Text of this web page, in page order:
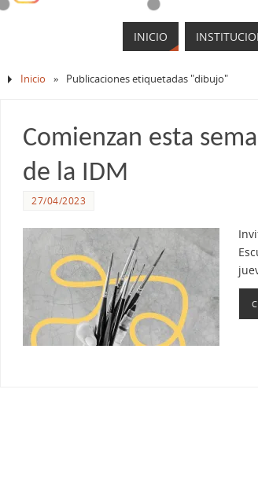
INICIO
Inicio » Publicaciones etiquetadas "dibujo"
Comienzan esta
de la IDM
27/04/2023